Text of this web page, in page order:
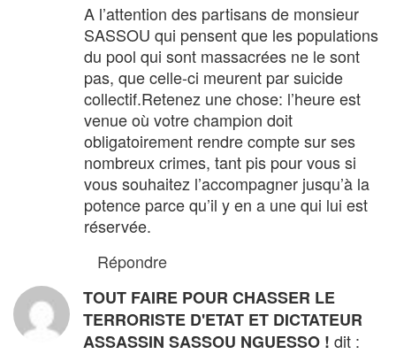
A l’attention des partisans de monsieur
SASSOU qui pensent que les populations
du pool qui sont massacrées ne le sont
pas, que celle-ci meurent par suicide
collectif.Retenez une chose: l’heure est
venue où votre champion doit
obligatoirement rendre compte sur ses
nombreux crimes, tant pis pour vous si
vous souhaitez l’accompagner jusqu’à la
potence parce qu’il y en a une qui lui est
réservée.
Répondre
TOUT FAIRE POUR CHASSER LE
TERRORISTE D'ETAT ET DICTATEUR
ASSASSIN SASSOU NGUESSO ! dit :